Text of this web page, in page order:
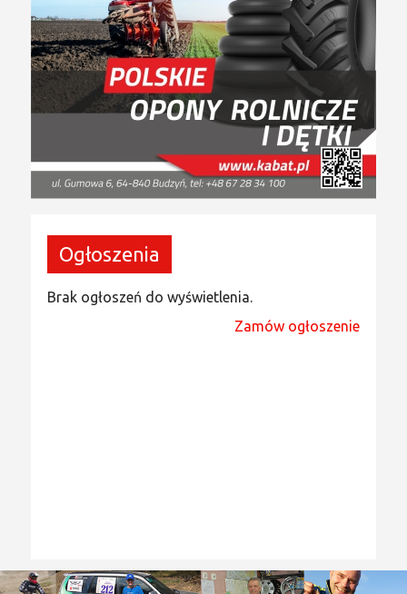
Ogłoszenia
Brak ogłoszeń do wyświetlenia.
Zamów ogłoszenie